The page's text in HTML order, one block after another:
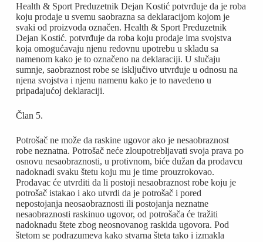
Health & Sport Preduzetnik Dejan Kostić potvrđuje da je roba
koju prodaje u svemu saobrazna sa deklaracijom kojom je
svaki od proizvoda označen. Health & Sport Preduzetnik
Dejan Kostić. potvrđuje da roba koju prodaje ima svojstva
koja omogućavaju njenu redovnu upotrebu u skladu sa
namenom kako je to označeno na deklaraciji. U slučaju
sumnje, saobraznost robe se isključivo utvrđuje u odnosu na
njena svojstva i njenu namenu kako je to navedeno u
pripadajućoj deklaraciji.
Član 5.
Potrošač ne može da raskine ugovor ako je nesaobraznost
robe neznatna. Potrošač neće zloupotrebljavati svoja prava po
osnovu nesaobraznosti, u protivnom, biće dužan da prodavcu
nadoknadi svaku štetu koju mu je time prouzrokovao.
Prodavac će utvrditi da li postoji nesaobraznost robe koju je
potrošač istakao i ako utvrdi da je potrošač i pored
nepostojanja neosaobraznosti ili postojanja neznatne
nesaobraznosti raskinuo ugovor, od potrošača će tražiti
nadoknadu štete zbog neosnovanog raskida ugovora. Pod
štetom se podrazumeva kako stvarna šteta tako i izmakla